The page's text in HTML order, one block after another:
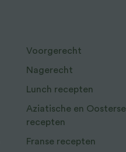
Voorgerecht
Nagerecht
Lunch recepten
Aziatische en Oosterse
recepten
Franse recepten